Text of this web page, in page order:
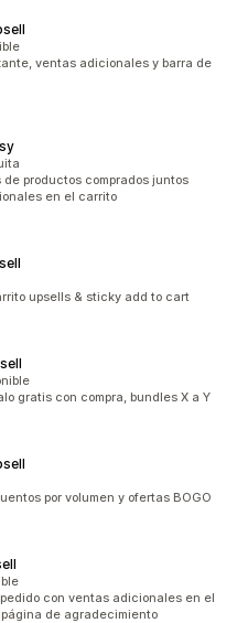
ventas adicionales y barra de
productos comprados juntos
en el carrito
upsells & sticky add to cart
gratis con compra, bundles X a Y
por volumen y ofertas BOGO
con ventas adicionales en el
de agradecimiento